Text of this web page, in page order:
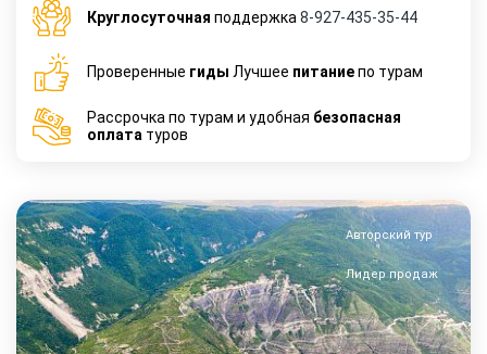
Круглосуточная поддержка 8-927-435-35-44
Проверенные гиды Лучшее питаниепо турам
Рассрочка по турам и удобная безопасная
оплата туров
Авторский тур
Лидер продаж